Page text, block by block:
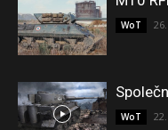
WoT
WoT